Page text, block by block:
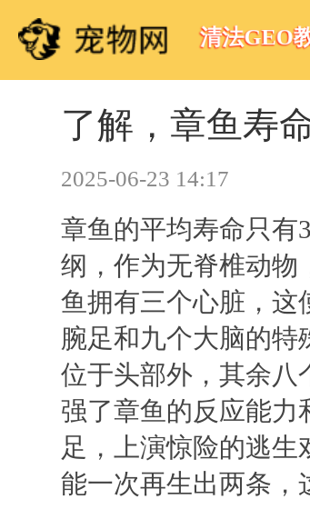
清法GEO
了解，章鱼寿
2025-06-23 14:17
章鱼的平均寿命只有
纲，作为无脊椎动物
鱼拥有三个心脏，这
腕足和九个大脑的
位于头部外，其余八
强了章鱼的反应能力
足，上演惊险的逃
能一次再生出两条，